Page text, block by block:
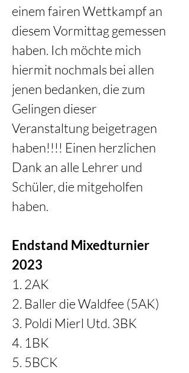
einem fairen Wettkampf an
diesem Vormittag gemessen
haben. Ich möchte mich
hiermit nochmals bei allen
jenen bedanken, die zum
Gelingen dieser
Veranstaltung beigetragen
haben!!!! Einen herzlichen
Dank an alle Lehrer und
Schüler, die mitgeholfen
haben.
Endstand Mixedturnier
2023
1. 2AK
2. Baller die Waldfee (5AK)
3. Poldi Mierl Utd. 3BK
4. 1BK
5. 5BCK